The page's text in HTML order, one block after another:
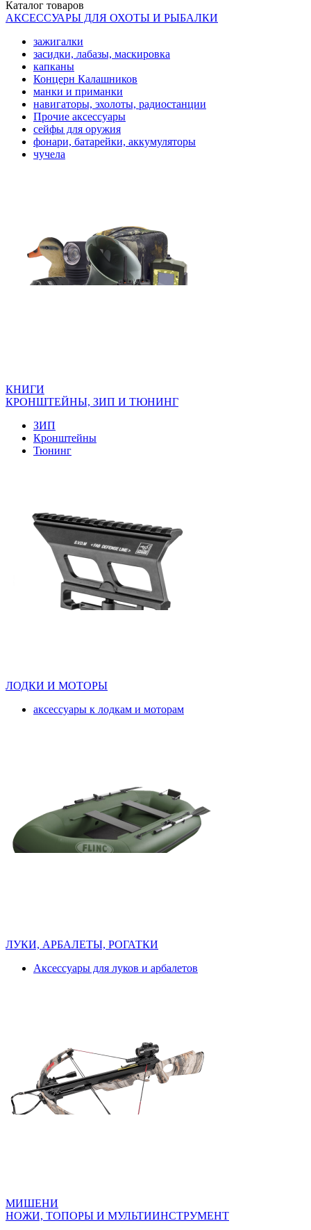
Каталог товаров
АКСЕССУАРЫ ДЛЯ ОХОТЫ И РЫБАЛКИ
зажигалки
засидки, лабазы, маскировка
капканы
Концерн Калашников
манки и приманки
навигаторы, эхолоты, радиостанции
Прочие аксессуары
сейфы для оружия
фонари, батарейки, аккумуляторы
чучела
КНИГИ
КРОНШТЕЙНЫ, ЗИП И ТЮНИНГ
ЗИП
Кронштейны
Тюнинг
ЛОДКИ И МОТОРЫ
аксессуары к лодкам и моторам
ЛУКИ, АРБАЛЕТЫ, РОГАТКИ
Аксессуары для луков и арбалетов
МИШЕНИ
НОЖИ, ТОПОРЫ И МУЛЬТИИНСТРУМЕНТ